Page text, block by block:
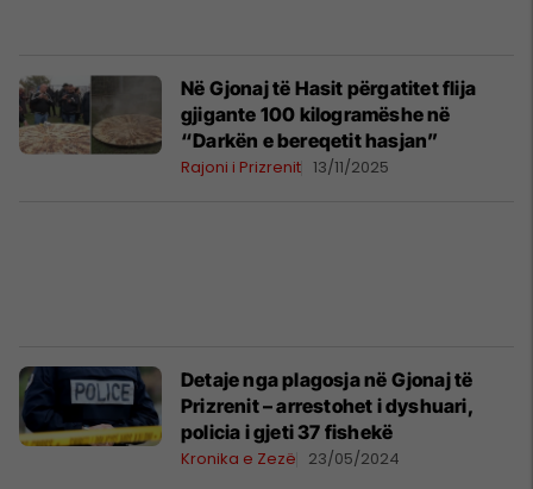
Në Gjonaj të Hasit përgatitet flija
gjigante 100 kilogramëshe në
“Darkën e bereqetit hasjan”
Rajoni i Prizrenit 13/11/2025
Detaje nga plagosja në Gjonaj të
Prizrenit – arrestohet i dyshuari,
policia i gjeti 37 fishekë
Kronika e Zezë 23/05/2024